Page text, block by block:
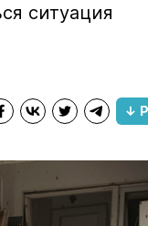
ситуация
↓